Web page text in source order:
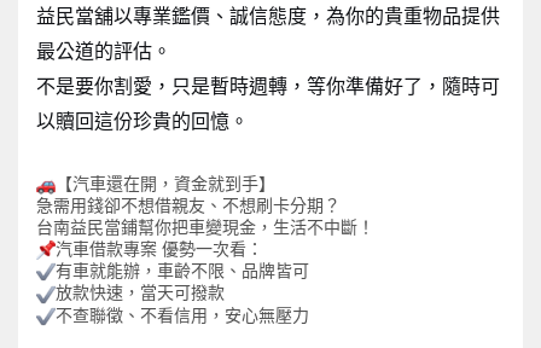
益民當舖以專業鑑價、誠信態度，為你的貴重物品提供
最公道的評估。
不是要你割愛，只是暫時週轉，等你準備好了，隨時可
以贖回這份珍貴的回憶。
【汽車還在開，資金就到手】
急需用錢卻不想借親友、不想刷卡分期？
台南益民當鋪幫你把車變現金，生活不中斷！
汽車借款專案 優勢一次看：
有車就能辦，車齡不限、品牌皆可
放款快速，當天可撥款
不查聯徵、不看信用，安心無壓力